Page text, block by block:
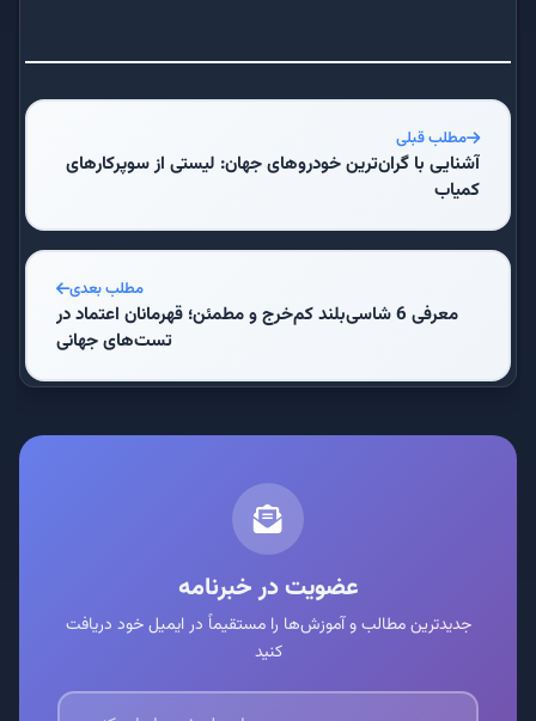
مطلب قبلی
آشنایی با گران‌ترین خودروهای جهان: لیستی از سوپرکارهای
کمیاب
مطلب بعدی
معرفی 6 شاسی‌بلند کم‌خرج و مطمئن؛ قهرمانان اعتماد در
تست‌های جهانی
عضویت در خبرنامه
جدیدترین مطالب و آموزش‌ها را مستقیماً در ایمیل خود دریافت
کنید